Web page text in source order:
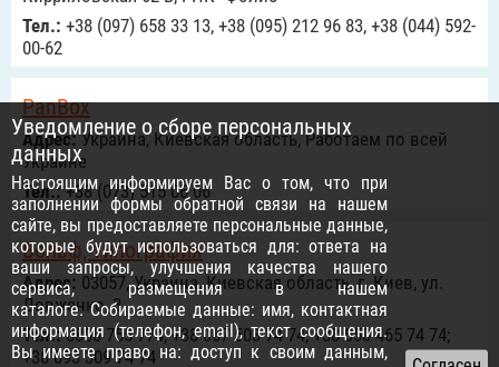
Тел.: +38 (097) 658 33 13, +38 (095) 212 96 83, +38 (044) 592-
00-62
PanBox
Адрес:Украина, Киевская область, Работаем по всей
Украине
Тел.:+38 (073) 515 06 06
Вольф, типография
Адрес: 03057, Украина, Киевская область, г. Киев, ул.
Довженко, 3
Тел.:0800 755 774; +38 067 503 74 74; +38 050 465 74 74;
+38 093 309 74 74
Уведомление о сборе персональных
данных
Настоящим информируем Вас о том, что при
заполнении формы обратной связи на нашем
сайте, вы предоставляете персональные данные,
которые будут использоваться для: ответа на
ваши запросы, улучшения качества нашего
сервиса, размещения в нашем
каталоге. Собираемые данные: имя, контактная
информация (телефон, email), текст сообщения.
Вы имеете право на: доступ к своим данным,